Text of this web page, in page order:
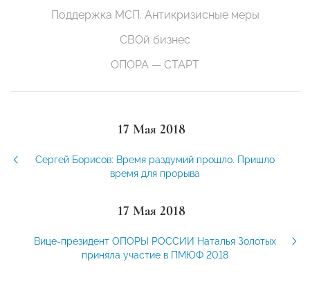
Поддержка МСП. Антикризисные меры
СВОй бизнес
ОПОРА — СТАРТ
17 Мая 2018
Сергей Борисов: Время раздумий прошло. Пришло
время для прорыва
17 Мая 2018
Вице-президент ОПОРЫ РОССИИ Наталья Золотых
приняла участие в ПМЮФ 2018